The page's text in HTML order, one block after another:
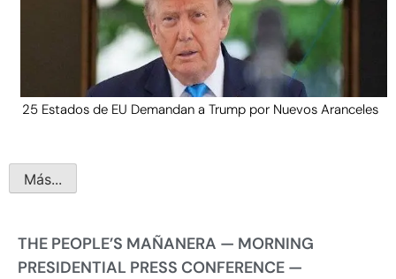
25 Estados de EU Demandan a Trump por Nuevos Aranceles
Más...
THE PEOPLE’S MAÑANERA — MORNING
PRESIDENTIAL PRESS CONFERENCE —